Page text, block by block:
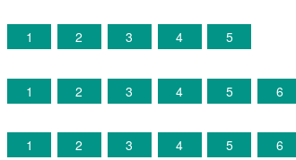
1 2 3 4 5
1 2 3 4 5 6
1 2 3 4 5 6